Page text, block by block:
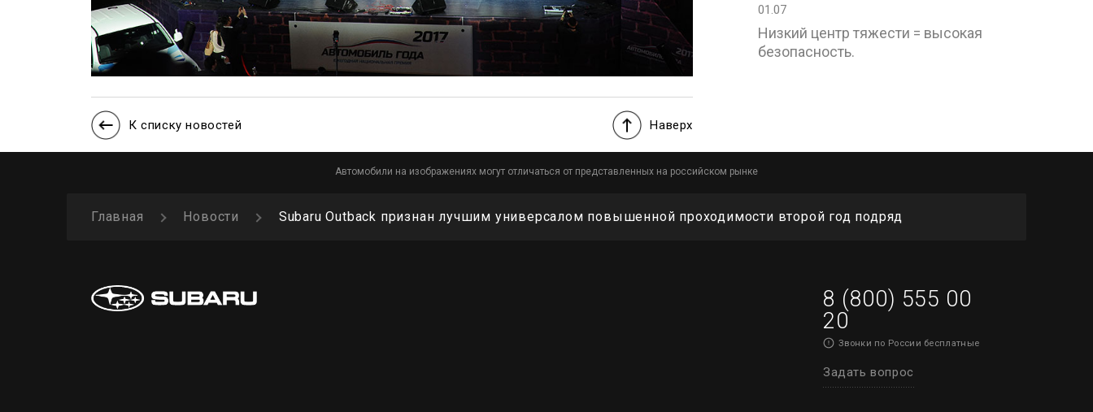
К списку новостей Наверх
01.07
Низкий центр тяжести = высокая
безопасность.
Автомобили на изображениях могут отличаться от представленных на российском рынке
Главная Новости Subaru Outback признан лучшим универсалом повышенной проходимости второй год подряд
8 (800) 555 00
20
Звонки по России бесплатные
Задать вопрос